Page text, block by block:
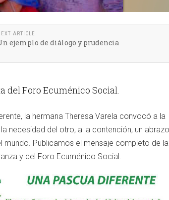
ARTICLE
ejemplo de diálogo y prudencia
del Foro Ecuménico Social.
la hermana Theresa Varela convocó a la
necesidad del otro, a la contención, un abrazo
mundo. Publicamos el mensaje completo de la
y del Foro Ecuménico Social.